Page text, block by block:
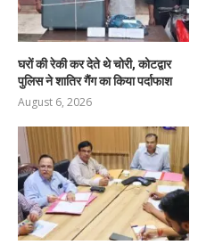
घरों की रेकी कर देते थे चोरी, कोटद्वार
पुलिस ने शातिर गैंग का किया पर्दाफाश
August 6, 2026